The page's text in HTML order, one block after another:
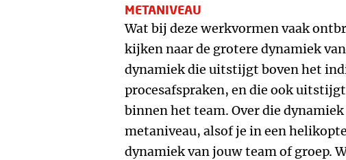
METANIVEAU
Wat bij deze werkvormen vaak
kijken naar de grotere dynamiek
dynamiek die uitstijgt boven het
procesafspraken, en die ook
binnen het team. Over die
metaniveau, alsof je in een
dynamiek van jouw team of groep.